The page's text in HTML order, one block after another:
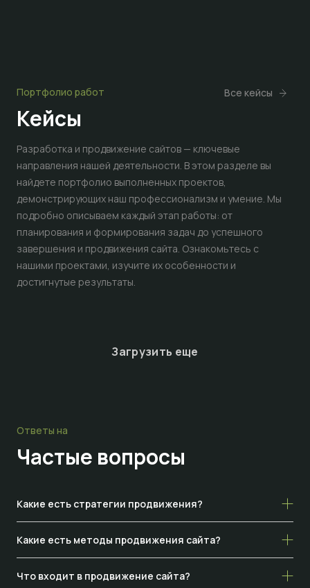
Портфолио работ
Кейсы
Все кейсы
Разработка и продвижение сайтов — ключевые
направления нашей деятельности. В этом разделе вы
найдете портфолио выполненных проектов,
демонстрирующих наш профессионализм и умение. Мы
подробно описываем каждый этап работы: от
планирования и формирования задач до успешного
завершения и продвижения сайта. Ознакомьтесь с
нашими проектами, изучите их особенности и
достигнутые результаты.
Загрузить еще
Ответы на
Частые вопросы
Какие есть стратегии продвижения?
Какие есть методы продвижения сайта?
Что входит в продвижение сайта?